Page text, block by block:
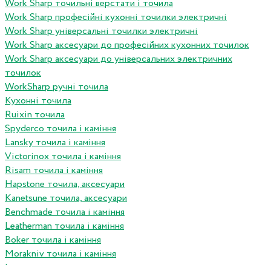
Work Sharp точильні верстати і точила
Work Sharp професiйнi кухоннi точилки электричнi
Work Sharp унiверсальнi точилки электричнi
Work Sharp аксесуари до професiйних кухонних точилок
Work Sharp аксесуари до унiверсальних электричних
точилок
WorkSharp ручні точила
Кухонні точила
Ruixin точила
Spyderco точила і каміння
Lansky точила і каміння
Victorinox точила і каміння
Risam точила і каміння
Hapstone точила, аксесуари
Kanetsune точила, аксесуари
Benchmade точила і каміння
Leatherman точила і каміння
Boker точила і каміння
Morakniv точила і каміння